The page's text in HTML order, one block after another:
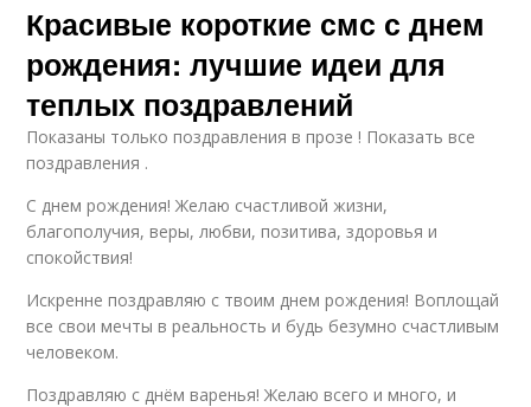
Открытки с днем
рождения
Рождения со стихами
Стиль для короткого
смс
Слова с днем
Рождения для
Красивые короткие смс с днем
рождения: лучшие идеи для
теплых поздравлений
Показаны только поздравления в прозе ! Показать все
поздравления .
С днем рождения! Желаю счастливой жизни,
благополучия, веры, любви, позитива, здоровья и
спокойствия!
Искренне поздравляю с твоим днем рождения! Воплощай
все свои мечты в реальность и будь безумно счастливым
человеком.
Поздравляю с днём варенья! Желаю всего и много, и